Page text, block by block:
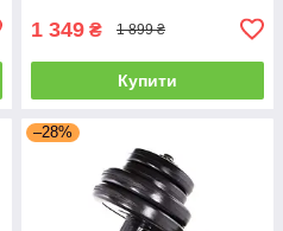
1 349 ₴ 1 899 ₴
Купити
–28%